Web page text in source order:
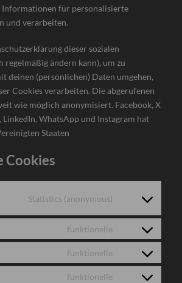
Informationen für personalisierte
und verarbeiten.
dieser sozialen
regelmäßig ändern kann), um zu
deinen (persönlichen) Daten umgehen,
Cookies verarbeiten. Die abgerufenen
wie möglich anonymisiert. Facebook, X
WhatsApp und Instagram hat
Staaten
Cookies
Statistics (anonymous)
Consent
to
service
analytics
funktionelle
Consent
service
wordpress
funktionelle
Consent
funktionelle